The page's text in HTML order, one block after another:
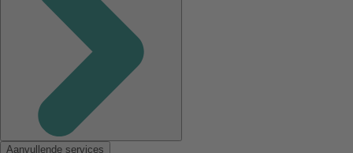
Aanvullende services